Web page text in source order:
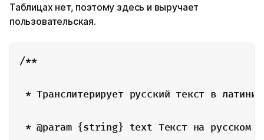
Таблицах нет, поэтому здесь и выручает
пользовательская.
/**
* Транслитерирует русский текст в
* @param {string} text Текст на русском